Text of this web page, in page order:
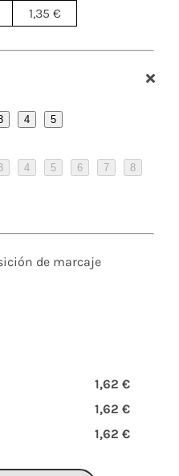
1,35 €
4 5
4 5 6 7 8
de marcaje
1,62 €
1,62 €
1,62 €